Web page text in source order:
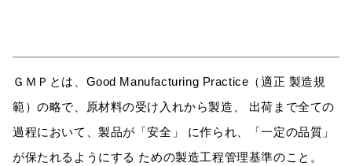
ＧＭＰとは、Good Manufacturing Practice（適正 製造規
範）の略で、原材料の受け入れから製造、 出荷まで全ての
過程において、製品が「安全」 に作られ、「一定の品質」
が保たれるようにする ための製造工程管理基準のこと。